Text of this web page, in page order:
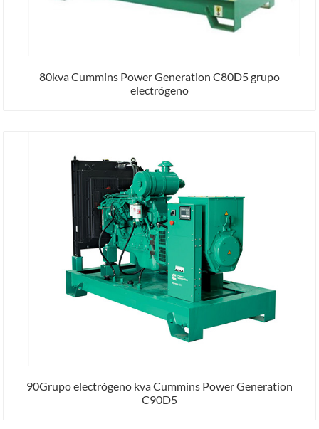
80kva Cummins Power Generation C80D5 grupo
electrógeno
90Grupo electrógeno kva Cummins Power Generation
C90D5